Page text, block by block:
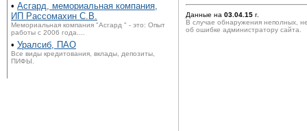
• Асгард, мемориальная компания,
ИП Рассомахин С.В.
Мемориальная компания "Асгард " - это: Опыт
работы с 2006 года....
• Уралсиб, ПАО
Все виды кредитования, вклады, депозиты,
ПИФЫ.
Данные на 03.04.15 г.
В случае обнаружения неполных,
об ошибке администратору сайта.